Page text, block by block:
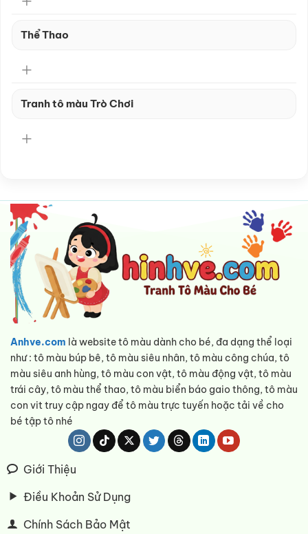
Thể Thao
Tranh tô màu Trò Chơi
Anhve.com là website tô màu dành cho bé, đa dạng thể loại
như : tô màu búp bê, tô màu siêu nhân, tô màu công chúa, tô
màu siêu anh hùng, tô màu con vật, tô màu động vật, tô màu
trái cây, tô màu thể thao, tô màu biển báo gaio thông, tô màu
con vit truy cập ngay để tô màu trực tuyến hoặc tải về cho
bé tập tô nhé
Giới Thiệu
Điều Khoản Sử Dụng
Chính Sách Bảo Mật